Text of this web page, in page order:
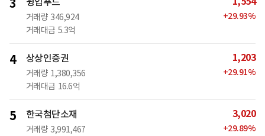
3
거래량 346,924
거래대금 5.3억
+29.93%
4 상상인증권
거래량 1,380,356
거래대금 16.6억
1,203
+29.91%
5 한국첨단소재
거래량 3,991,467
3,020
+29.89%